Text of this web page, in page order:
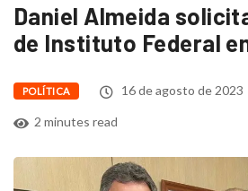
Daniel Almeida
de Instituto Federal
POLÍTICA 16 de agosto de 2023
2 minutes read